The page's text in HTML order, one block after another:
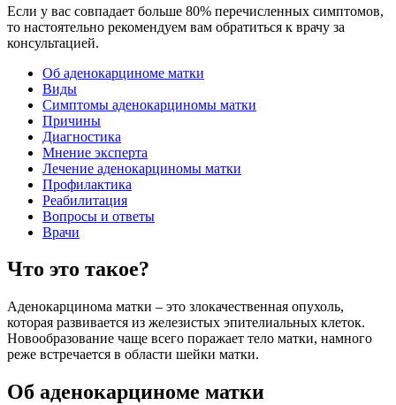
Если у вас совпадает больше 80% перечисленных симптомов,
то настоятельно рекомендуем вам обратиться к врачу за
консультацией.
Об аденокарциноме матки
Виды
Симптомы аденокарциномы матки
Причины
Диагностика
Мнение эксперта
Лечение аденокарциномы матки
Профилактика
Реабилитация
Вопросы и ответы
Врачи
Что это такое?
Аденокарцинома матки – это злокачественная опухоль,
которая развивается из железистых эпителиальных клеток.
Новообразование чаще всего поражает тело матки, намного
реже встречается в области шейки матки.
Об аденокарциноме матки